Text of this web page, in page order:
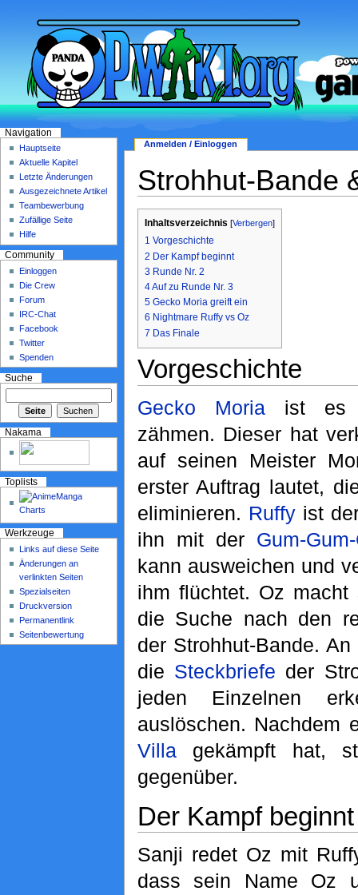
Strohhut-Bande
Inhaltsverzeichnis [Verbergen]
1 Vorgeschichte
2 Der Kampf beginnt
3 Runde Nr. 2
4Auf zu Runde Nr. 3
5 Gecko Moria greift ein
6 Nightmare Ruffy vs Oz
7 Das Finale
Vorgeschichte
Gecko Moriaist es
zähmen. Dieser hat
auf seinen Meister
erster Auftrag lautet,
eliminieren. Ruffyist
ihn mit der Gum-
kann ausweichen und
ihm flüchtet. Oz
die Suche nach den
der Strohhut-Bande.
die Steckbriefe der
jeden Einzelnen
auslöschen. Nachdem
Villagekämpft hat,
gegenüber.
Der Kampf beginnt
Sanji redet Oz mit
dass sein Name Oz
Anmelden / Einloggen
Navigation
Hauptseite
Aktuelle Kapitel
Letzte Änderungen
Ausgezeichnete Artikel
Teambewerbung
Zufällige Seite
Hilfe
Community
Einloggen
Die Crew
Forum
IRC-Chat
Facebook
Twitter
Spenden
Suche
Nakama
Toplists
Werkzeuge
Links auf diese Seite
Änderungen an
verlinkten Seiten
Spezialseiten
Druckversion
Permanentlink
Seitenbewertung